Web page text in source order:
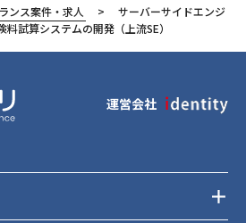
ンス案件・求人
サーバーサイドエンジ
料試算システムの開発（上流SE）
運営会社